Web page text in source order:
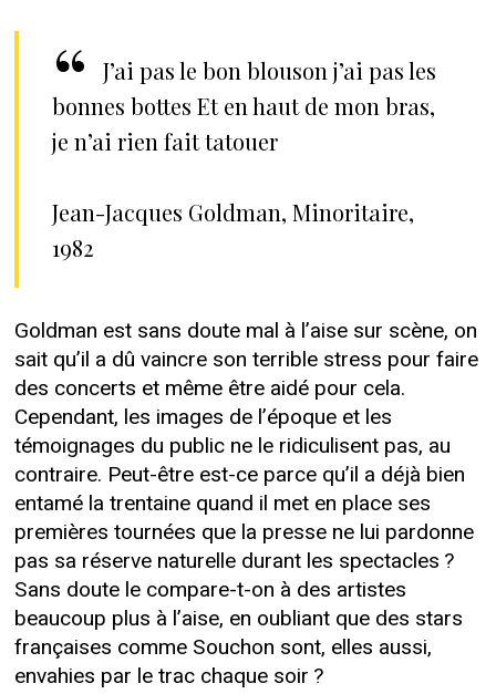
J’ai pas le bon blouson j’ai pas les
bonnes bottes Et en haut de mon bras,
je n’ai rien fait tatouer
Jean-Jacques Goldman, Minoritaire,
1982
Goldman est sans doute mal à l’aise sur scène, on
sait qu’il a dû vaincre son terrible stress pour faire
des concerts et même être aidé pour cela.
Cependant, les images de l’époque et les
témoignages du public ne le ridiculisent pas, au
contraire. Peut-être est-ce parce qu’il a déjà bien
entamé la trentaine quand il met en place ses
premières tournées que la presse ne lui pardonne
pas sa réserve naturelle durant les spectacles ?
Sans doute le compare-t-on à des artistes
beaucoup plus à l’aise, en oubliant que des stars
françaises comme Souchon sont, elles aussi,
envahies par le trac chaque soir ?